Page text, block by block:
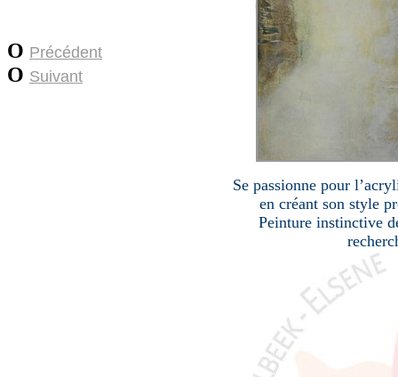
O Précédent
O Suivant
Se passionne pour
en créant son style
Peinture instinctive